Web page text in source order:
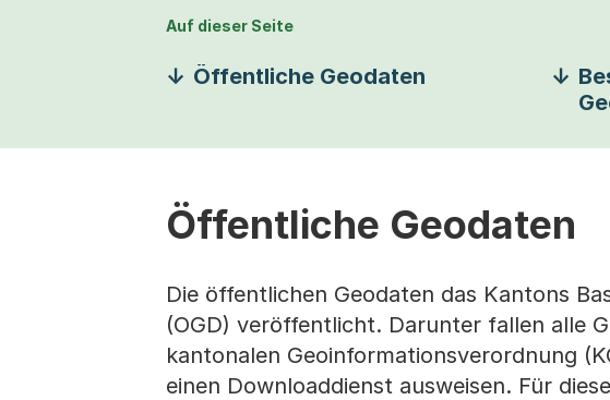
Auf dieser Seite
Öffentliche Geodaten
Öffentliche Geodaten
Die öffentlichen Geodaten das Kantons
(OGD) veröffentlicht. Darunter fallen alle
kantonalen Geoinformationsverordnung
einen Downloaddienst ausweisen. Für